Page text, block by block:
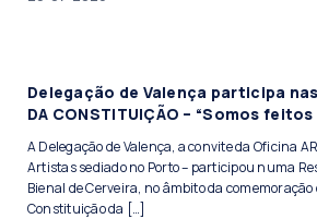
Delegação de Valença participa nas
DA CONSTITUIÇÃO – “Somos
A Delegação de Valença, a convite da Oficina
Artistas sediado no Porto – participou numa
Bienal de Cerveira, no âmbito da comemoração
Constituição da […]